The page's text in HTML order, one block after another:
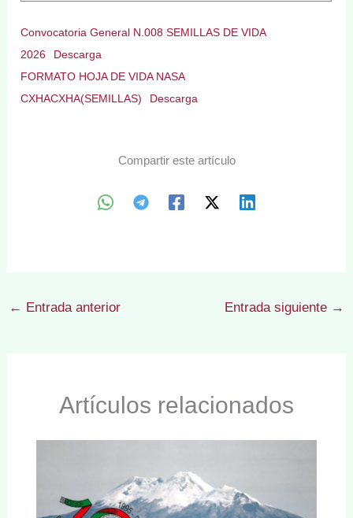
Convocatoria General N.008 SEMILLAS DE VIDA
2026
Descarga
FORMATO HOJA DE VIDA NASA
CXHACXHA(SEMILLAS)
Descarga
Compartir este artículo
← Entrada anterior Entrada siguiente →
Artículos relacionados